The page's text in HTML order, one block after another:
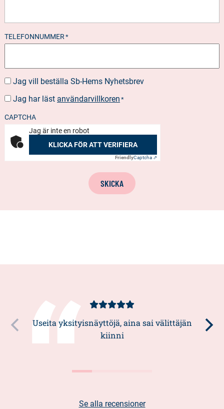
TELEFONNUMMER *
BESTÄLLA
Jag vill beställa Sb-Hems Nyhetsbrev
SUOSTUMUS *
Jag har läst användarvillkoren *
CAPTCHA
Jag är inte en robot
KLICKA FÖR ATT VERIFIERA
FriendlyCaptcha ⇗
SKICKA
Kundbetyg
5/5
Useita yksityisnäyttöjä, aina sai välittäjän
kiinni
Se alla recensioner